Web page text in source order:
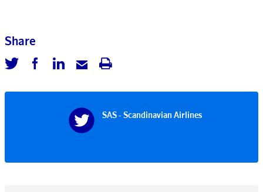
Share
SAS - Scandinavian Airlines